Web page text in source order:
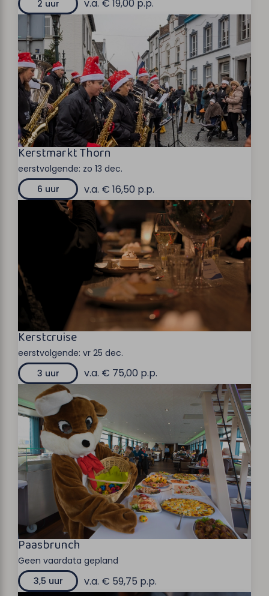
2 uur v.a. € 19,00 p.p.
Kerstmarkt Thorn
eerstvolgende: zo 13 dec.
6 uur
v.a. € 16,50 p.p.
Kerstcruise
eerstvolgende: vr 25 dec.
3 uur
v.a. € 75,00 p.p.
Paasbrunch
Geen vaardata gepland
3,5 uur
v.a. € 59,75 p.p.